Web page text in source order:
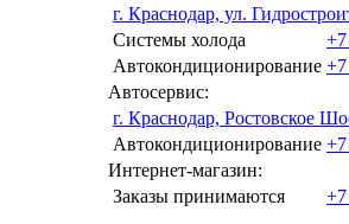
г. Краснодар, ул.
Системы холода
Автокондиционирование
Автосервис:
г. Краснодар, Ростовское
Автокондиционирование
Интернет-магазин:
Заказы принимаются